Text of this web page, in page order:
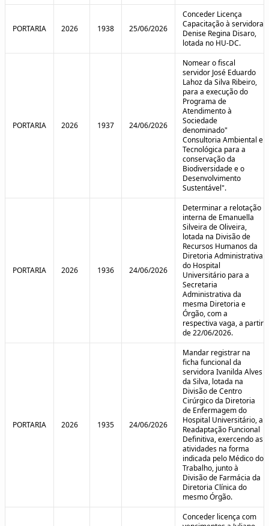
PORTARIA 2026 1938 25/06/2026
Conceder Licença
Capacitação à servidora
Denise Regina Disaro,
lotada no HU-DC.
PORTARIA 2026 1937 24/06/2026
Nomear o fiscal
servidor José Eduardo
Lahoz da Silva Ribeiro,
para a execução do
Programa de
Atendimento à
Sociedade
denominado"
Consultoria Ambiental e
Tecnológica para a
conservação da
Biodiversidade e o
Desenvolvimento
Sustentável".
PORTARIA 2026 1936 24/06/2026
Determinar a relotação
interna de Emanuella
Silveira de Oliveira,
lotada na Divisão de
Recursos Humanos da
Diretoria Administrativa
do Hospital
Universitário para a
Secretaria
Administrativa da
mesma Diretoria e
Órgão, com a
respectiva vaga, a partir
de 22/06/2026.
PORTARIA 2026 1935 24/06/2026
Mandar registrar na
ficha funcional da
servidora Ivanilda Alves
da Silva, lotada na
Divisão de Centro
Cirúrgico da Diretoria
de Enfermagem do
Hospital Universitário, a
Readaptação Funcional
Definitiva, exercendo as
atividades na forma
indicada pelo Médico do
Trabalho, junto à
Divisão de Farmácia da
Diretoria Clínica do
mesmo Órgão.
Conceder licença com